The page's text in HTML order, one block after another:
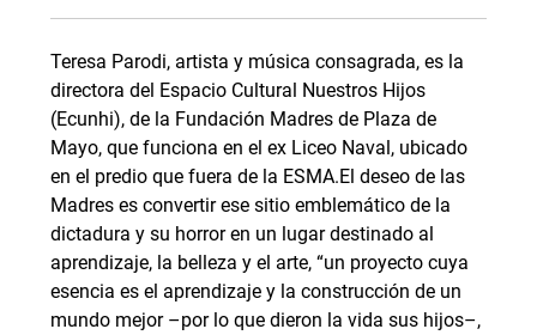
Teresa Parodi, artista y música consagrada, es la
directora del Espacio Cultural Nuestros Hijos
(Ecunhi), de la Fundación Madres de Plaza de
Mayo, que funciona en el ex Liceo Naval, ubicado
en el predio que fuera de la ESMA.El deseo de las
Madres es convertir ese sitio emblemático de la
dictadura y su horror en un lugar destinado al
aprendizaje, la belleza y el arte, “un proyecto cuya
esencia es el aprendizaje y la construcción de un
mundo mejor –por lo que dieron la vida sus hijos–,